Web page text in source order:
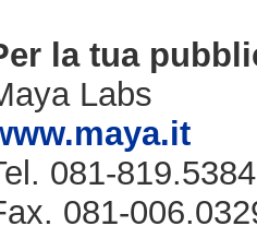
la tua
Labs
081-819.5384
081-